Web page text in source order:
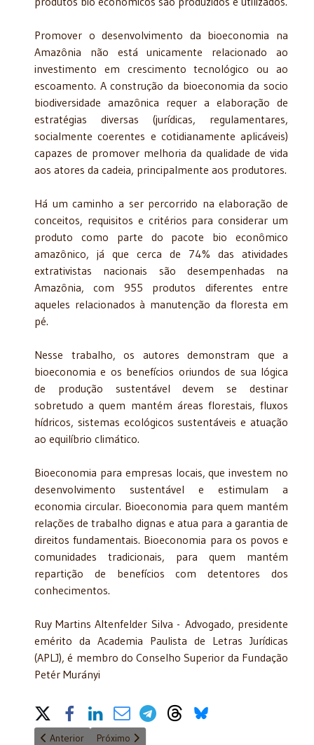
Promover o desenvolvimento da bioeconomia na
Amazônia não está unicamente relacionado ao
investimento em crescimento tecnológico ou ao
escoamento. A construção da bioeconomia da socio
biodiversidade amazônica requer a elaboração de
estratégias diversas (jurídicas, regulamentares,
socialmente coerentes e cotidianamente aplicáveis)
capazes de promover melhoria da qualidade de vida
aos atores da cadeia, principalmente aos produtores.
Há um caminho a ser percorrido na elaboração de
conceitos, requisitos e critérios para considerar um
produto como parte do pacote bio econômico
amazônico, já que cerca de 74% das atividades
extrativistas nacionais são desempenhadas na
Amazônia, com 955 produtos diferentes entre
aqueles relacionados à manutenção da floresta em
pé.
Nesse trabalho, os autores demonstram que a
bioeconomia e os benefícios oriundos de sua lógica
de produção sustentável devem se destinar
sobretudo a quem mantém áreas florestais, fluxos
hídricos, sistemas ecológicos sustentáveis e atuação
ao equilíbrio climático.
Bioeconomia para empresas locais, que investem no
desenvolvimento sustentável e estimulam a
economia circular. Bioeconomia para quem mantém
relações de trabalho dignas e atua para a garantia de
direitos fundamentais. Bioeconomia para os povos e
comunidades tradicionais, para quem mantém
repartição de benefícios com detentores dos
conhecimentos.
Ruy Martins Altenfelder Silva - Advogado, presidente
emérito da Academia Paulista de Letras Jurídicas
(APLJ), é membro do Conselho Superior da Fundação
Petér Murányi
Share on Social Media
Artigo anterior: Arautos do Evangelho: a verdade
Anterior Próximo artigo: Imunidades Parlamentares:
Próximo